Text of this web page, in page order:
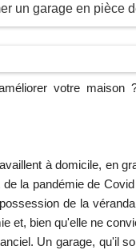
un garage en pièce
votre
à domicile, en
la pandémie de
de la
et, bien qu'elle ne
Un garage, qu'il